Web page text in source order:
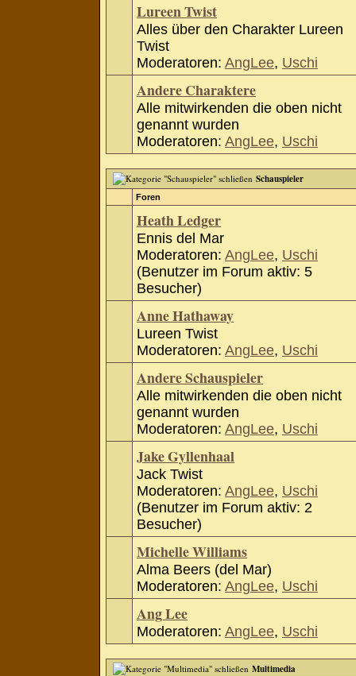
Lureen Twist
Alles über den Charakter Lureen
Twist
Moderatoren: AngLee, Uschi
Andere Charaktere
Alle mitwirkenden die oben nicht
genannt wurden
Moderatoren: AngLee, Uschi
Schauspieler
Foren
Heath Ledger
Ennis del Mar
Moderatoren: AngLee, Uschi
(Benutzer im Forum aktiv: 5
Besucher)
Anne Hathaway
Lureen Twist
Moderatoren: AngLee, Uschi
Andere Schauspieler
Alle mitwirkenden die oben nicht
genannt wurden
Moderatoren: AngLee, Uschi
Jake Gyllenhaal
Jack Twist
Moderatoren: AngLee, Uschi
(Benutzer im Forum aktiv: 2
Besucher)
Michelle Williams
Alma Beers (del Mar)
Moderatoren: AngLee, Uschi
Ang Lee
Moderatoren: AngLee, Uschi
Multimedia